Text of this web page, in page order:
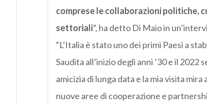
comprese le collaborazioni politiche,
settoriali”, ha detto Di Maio in
“L’Italia è stato uno dei primi Paesi a
Saudita all’inizio degli anni ’30 e il
amicizia di lunga data e la mia visita
nuove aree di cooperazione e